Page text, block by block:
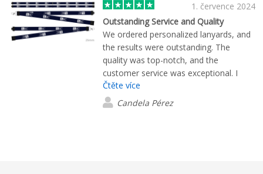
1. července 2024
Outstanding Service and Quality
We ordered personalized lanyards, and
the results were outstanding. The
quality was top-notch, and the
customer service was exceptional. I
needed the order very quickly, and they
kept me informed every step of the
Čtěte více
Candela Pérez